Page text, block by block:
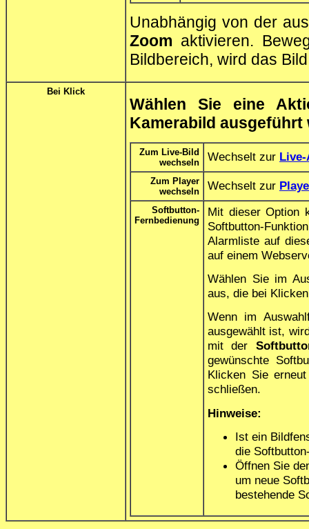
Unabhängig von der
Zoom aktivieren.
Bildbereich, wird das
Bei Klick
Wählen Sie eine
Kamerabild ausgeführt
Zum Live-Bild
wechseln
Wechselt zur
Zum Player
wechseln
Wechselt zur
Softbutton-
Fernbedienung
Mit dieser Option
Softbutton-
Alarmliste auf
auf einem
Wählen Sie im
aus, die bei
Wenn im
ausgewählt ist,
mit der
gewünschte
Klicken Sie
schließen.
Hinweise:
Ist ein
die
Öffnen Sie
um neue
bestehende